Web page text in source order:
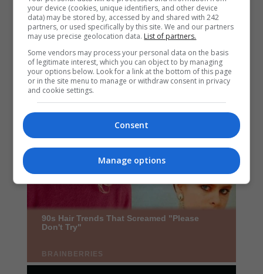
your device (cookies, unique identifiers, and other device
data) may be stored by, accessed by and shared with 242
partners, or used specifically by this site. We and our partners
may use precise geolocation data. List of partners.
Some vendors may process your personal data on the basis
of legitimate interest, which you can object to by managing
your options below. Look for a link at the bottom of this page
or in the site menu to manage or withdraw consent in privacy
and cookie settings.
Consent
Manage options